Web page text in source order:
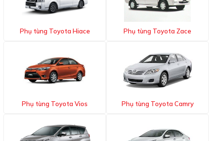
Phụ tùng Toyota Hiace Phụ tùng Toyota Zace
Phụ tùng Toyota Vios Phụ tùng Toyota Camry